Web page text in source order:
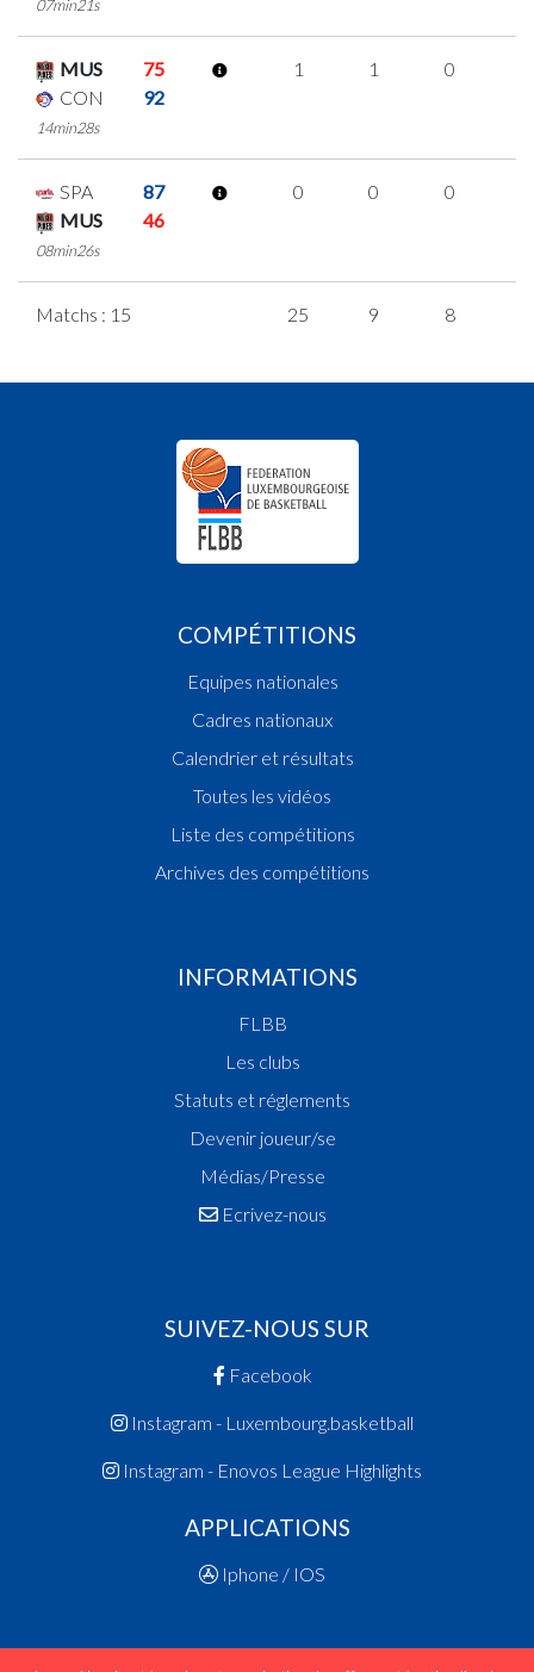
07min21s
MUS
75
CON
92
14min28s
1 1 0
SPA
87
MUS
46
08min26s
0 0 0
Matchs : 15 25 9 8
COMPÉTITIONS
Equipes nationales
Cadres nationaux
Calendrier et résultats
Toutes les vidéos
Liste des compétitions
Archives des compétitions
INFORMATIONS
FLBB
Les clubs
Statuts et réglements
Devenir joueur/se
Médias/Presse
Ecrivez-nous
SUIVEZ-NOUS SUR
Facebook
Instagram - Luxembourg.basketball
Instagram - Enovos League Highlights
APPLICATIONS
Iphone / IOS